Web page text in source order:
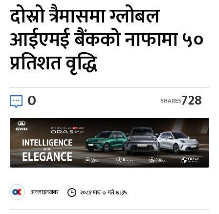
दोस्रो त्रैमासमा ग्लोबल
आईएमई बैंकको नाफामा ५०
प्रतिशत वृद्धि
0 728
SHARES
अनलाइनखबर २०८१ माघ ७ गते ७:३५